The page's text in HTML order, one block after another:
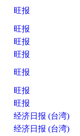
旺报
旺报
旺报
旺报
旺报
旺报
旺报
经济日报 (台湾)
经济日报 (台湾)